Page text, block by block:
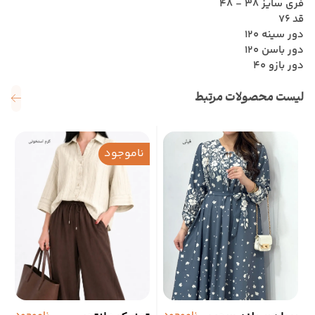
فری سایز 38 - 48
قد 76
دور سینه 120
دور باسن 120
دور بازو 40
لیست محصولات مرتبط
ناموجود